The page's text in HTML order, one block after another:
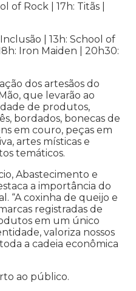
of Rock | 17h: Titãs |
| 13h: School of
Iron Maiden | 20h30:
dos artesãos do
que levarão ao
de produtos,
bordados, bonecas de
em couro, peças em
artes místicas e
temáticos.
Abastecimento e
a importância do
“A coxinha de queijo e
registradas de
em um único
valoriza nossos
a cadeia econômica
ao público.